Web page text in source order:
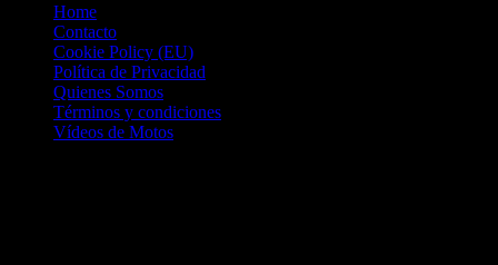
Home
Contacto
Cookie Policy (EU)
Política de Privacidad
Quienes Somos
Términos y condiciones
Vídeos de Motos